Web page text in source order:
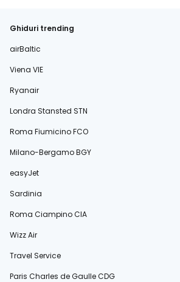
Ghiduri trending
airBaltic
Viena VIE
Ryanair
Londra Stansted STN
Roma Fiumicino FCO
Milano-Bergamo BGY
easyJet
Sardinia
Roma Ciampino CIA
Wizz Air
Travel Service
Paris Charles de Gaulle CDG